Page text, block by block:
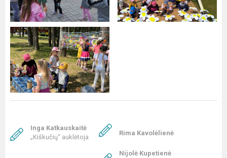
Inga Katkauskaitė
„Kiškučių“ auklėtoja
Rima Kavolėlienė
Nijolė Kupetienė